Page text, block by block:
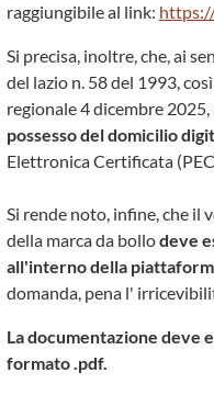
raggiungibile al link:
Si precisa, inoltre, che, ai
del lazio n. 58 del 1993,
regionale 4 dicembre 2025,
possesso del domicilio
Elettronica Certificata
Si rende noto, infine, che il
della marca da bollodeve
all'interno della
domanda, pena l'
La documentazione deve
formato .pdf.